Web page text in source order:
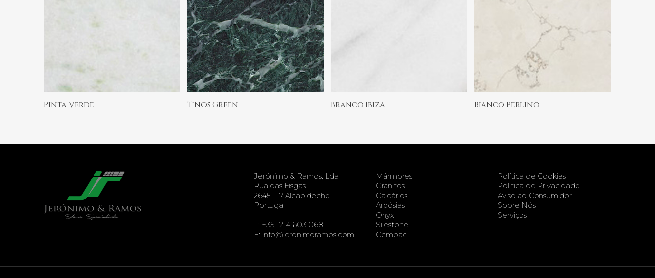
Pinta Verde Tinos Green Branco Ibiza Ler Mais
Bianco Perlino
Jerónimo & Ramos, Lda
Rua das Fisgas
2645-117 Alcabideche
Portugal
T: +351 214 603 068
E: info@jeronimoramos.com
Mármores
Granitos
Calcários
Ardósias
Onyx
Silestone
Compac
Política de Cookies
Politica de Privacidade
Aviso ao Consumidor
Sobre Nós
Serviços